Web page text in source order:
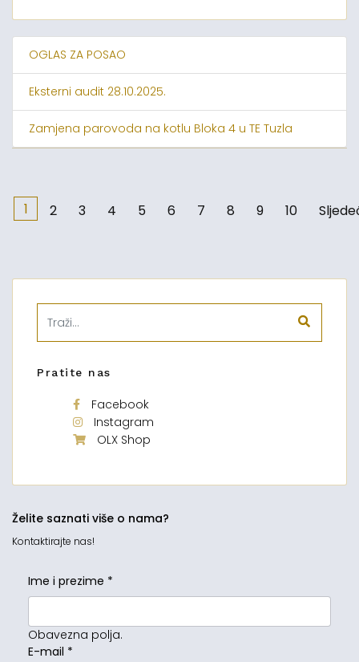
OGLAS ZA POSAO
Eksterni audit 28.10.2025.
Zamjena parovoda na kotlu Bloka 4 u TE Tuzla
1 2 3 4 5 6 7 8 9 10
Pratite nas
Facebook
Instagram
OLX Shop
Želite saznati više o nama?
Kontaktirajte nas!
Ime i prezime *
Obavezna polja.
E-mail *